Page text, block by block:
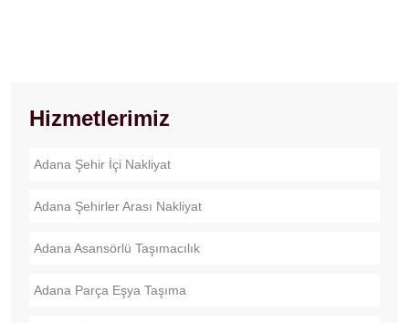
Hizmetlerimiz
Adana Şehir İçi Nakliyat
Adana Şehirler Arası Nakliyat
Adana Asansörlü Taşımacılık
Adana Parça Eşya Taşıma